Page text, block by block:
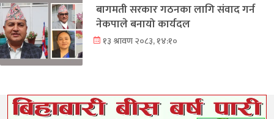
बागमती सरकार गठनका लागि संवाद गर्न
नेकपाले बनायो कार्यदल
१३ श्रावण २०८३, १४:१०